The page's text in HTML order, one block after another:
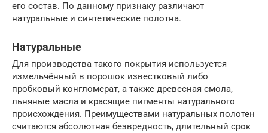
его состав. По данному признаку различают
натуральные и синтетические полотна.
Натуральные
Для производства такого покрытия используется
измельчённый в порошок известковый либо
пробковый конгломерат, а также древесная смола,
льняные масла и красящие пигменты натурального
происхождения. Преимуществами натуральных полотен
считаются абсолютная безвредность, длительный срок